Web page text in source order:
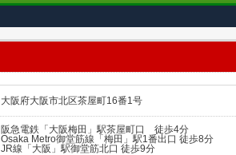
大阪府大阪市北区茶屋町16番1号
阪急電鉄「大阪梅田」駅茶屋町口 徒歩4分
Osaka Metro御堂筋線「梅田」駅1番出口 徒歩8分
JR線「大阪」駅御堂筋北口 徒歩9分